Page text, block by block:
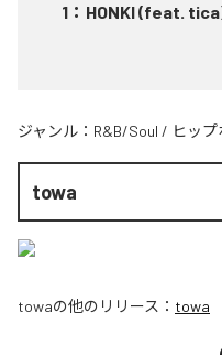
1 ： HONKI (feat.
ジャンル： R&B/Soul / ヒッ
towa
towaの他のリリース： towa